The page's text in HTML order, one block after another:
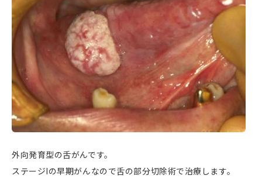
外向発育型の舌がんです。
ステージIの早期がんなので舌の部分切除術で治療します。